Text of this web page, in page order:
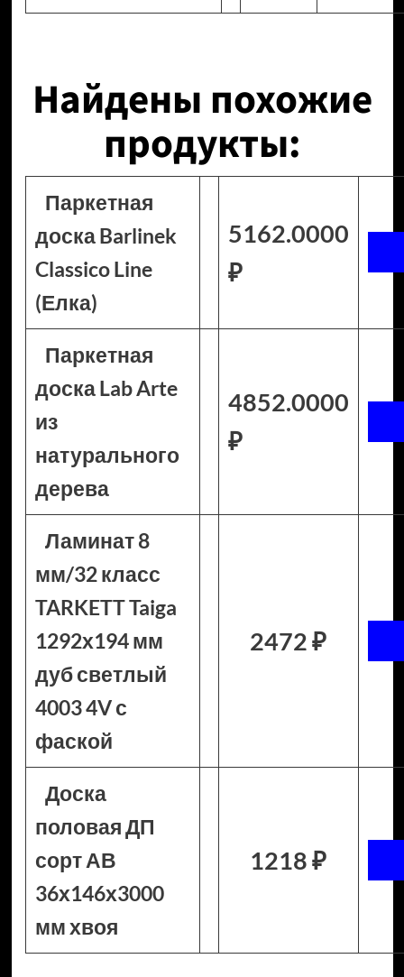
Найдены похожие
продукты:
Паркетная
доска Barlinek
Classico Line
(Елка)
5162.0000
₽
Паркетная
доска Lab Arte
из
натурального
дерева
4852.0000
₽
Ламинат 8
мм/32 класс
TARKETT Taiga
1292х194 мм
дуб светлый
4003 4V с
фаской
2472 ₽
Доска
половая ДП
сорт АВ
36х146х3000
мм хвоя
1218 ₽